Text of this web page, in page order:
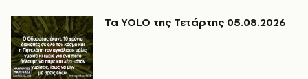
Τα YOLO της Τετάρτης 05.08.2026